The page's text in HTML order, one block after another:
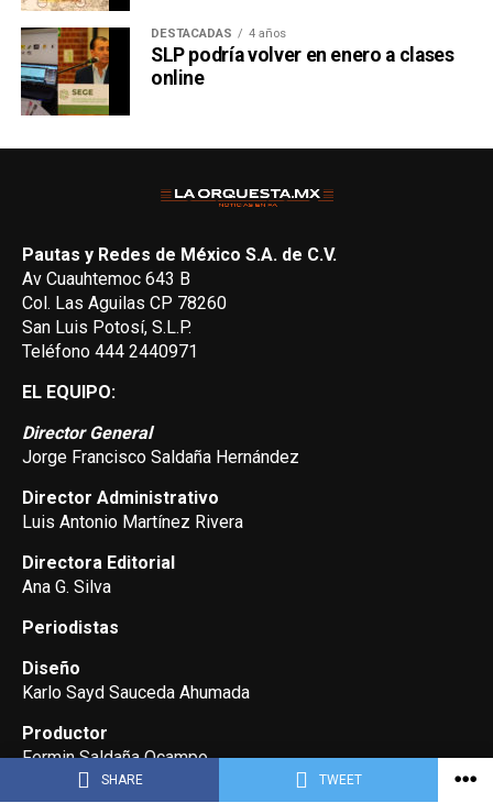
SHARE TWEET
DESTACADAS 4 años
SLP podría volver en enero a clases
online
Pautas y Redes de México S.A. de C.V.
Av Cuauhtemoc 643 B
Col. Las Aguilas CP 78260
San Luis Potosí, S.L.P.
Teléfono 444 2440971
EL EQUIPO:
Director General
Jorge Francisco Saldaña Hernández
Director Administrativo
Luis Antonio Martínez Rivera
Directora Editorial
Ana G. Silva
Periodistas
Diseño
Karlo Sayd Sauceda Ahumada
Productor
Fermin Saldaña Ocampo